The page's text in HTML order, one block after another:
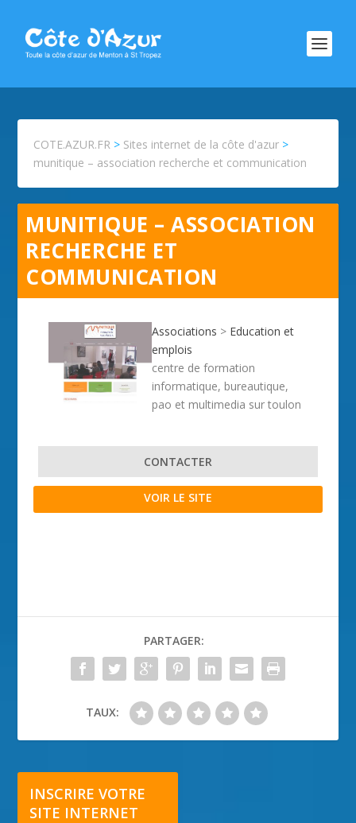
COTE.AZUR.FR > Sites internet de la côte d'azur >
munitique – association recherche et communication
MUNITIQUE – ASSOCIATION
RECHERCHE ET
COMMUNICATION
Associations > Education et
emplois
centre de formation
informatique, bureautique,
pao et multimedia sur toulon
CONTACTER
VOIR LE SITE
PARTAGER:
TAUX:
INSCRIRE VOTRE
SITE INTERNET